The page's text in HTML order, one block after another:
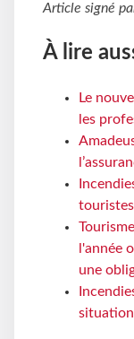
Article signé
À lire
Le
les
l'année
une